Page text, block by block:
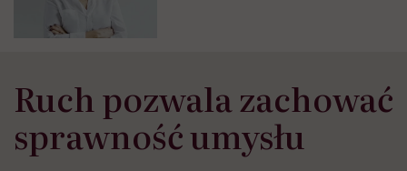
Ruch pozwala zachować
sprawność umysłu